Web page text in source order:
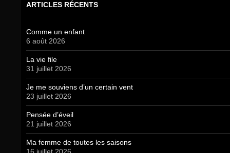
ARTICLES RÉCENTS
Comme un enfant
6 août 2026
La vie file
31 juillet 2026
Je me souviens d’un certain vent
23 juillet 2026
Pensée d’éveil
21 juillet 2026
Ma femme de toutes les saisons